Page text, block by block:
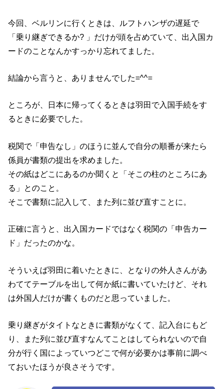
今回、ベルリンに行くときは、ルフトハンザの遅延で
「乗り継ぎできるか? 」だけが頭を占めていて、出入国カ
ードのことなんかすっかり忘れてました。
結論から言うと、ありませんでした=^^=
ところが、日本に帰ってくるときは羽田で入国手続をす
るときに必要でした。
税関で「申告なし」のほうに並んで自分の順番が来たら
係員が書類の提出を求めました。
その紙はどこにあるのか聞くと「そこの柱のところにあ
る」とのこと。
そこで書類に記入して、また列に並び直すことに。
正確に言うと、出入国カードではなく税関の「申告カー
ド」だったのかな。
そういえば羽田に着いたときに、となりの外人さんがあ
わててテーブルを出して何か紙に書いていたけど、それ
は外国人だけが書くものだと思っていました。
乗り継ぎがタイトなときに書類がなくて、記入台にもど
り、また列に並び直すなんてことはしてられないので自
分が行く国によっていつどこで何が必要かは事前に調べ
ておいたほうが良さそうです。